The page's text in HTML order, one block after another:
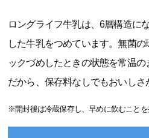
ロングライフ牛乳は、6層構造に
した牛乳をつめています。無菌
ックづめしたときの状態を常温の
だから、保存料なしでもおいしさ
※開封後は冷蔵保存し、早めに飲むことを